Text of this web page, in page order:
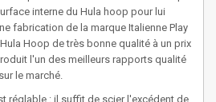
interne du Hula hoop pour lui
fabrication de la marque Italienne Play
Hoop de très bonne qualité à un prix
l'un des meilleurs rapports qualité
le marché.
réglable : il suffit de scier l'excédent de